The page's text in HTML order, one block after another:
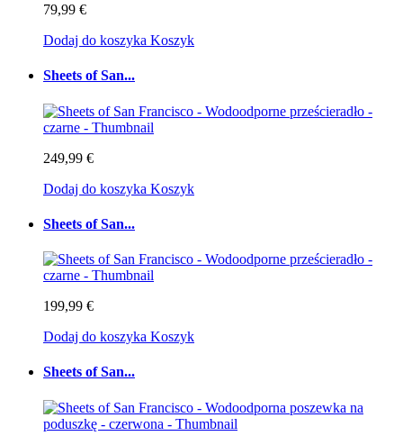
79,99 €
Dodaj do koszyka Koszyk
Sheets of San...
249,99 €
Dodaj do koszyka Koszyk
Sheets of San...
199,99 €
Dodaj do koszyka Koszyk
Sheets of San...